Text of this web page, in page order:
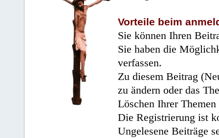
Vorteile beim
Sie können Ihren
Sie haben die
verfassen.
Zu diesem Beitrag
zu ändern oder das
Löschen Ihrer
Die Registrierung ist
Ungelesene Beiträge